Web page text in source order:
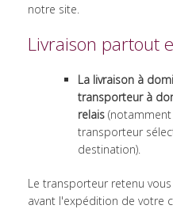
notre site.
Livraison partout
La livraison à
transporteur à
relais
transporteur
destination).
Le transporteur retenu
avant l'expédition de votre